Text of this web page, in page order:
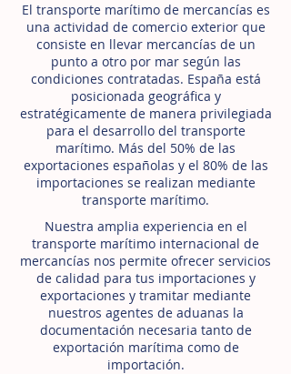
El transporte marítimo de mercancías es
una actividad de comercio exterior que
consiste en llevar mercancías de un
punto a otro por mar según las
condiciones contratadas. España está
posicionada geográfica y
estratégicamente de manera privilegiada
para el desarrollo del transporte
marítimo. Más del 50% de las
exportaciones españolas y el 80% de las
importaciones se realizan mediante
transporte marítimo.
Nuestra amplia experiencia en el
transporte marítimo internacional de
mercancías nos permite ofrecer servicios
de calidad para tus importaciones y
exportaciones y tramitar mediante
nuestros agentes de aduanas la
documentación necesaria tanto de
exportación marítima como de
importación.